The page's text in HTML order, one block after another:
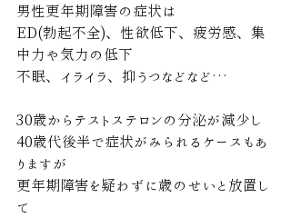
男性更年期障害の症状は
ED(勃起不全)、性欲低下、疲労感、集
中力や気力の低下
不眠、イライラ、抑うつなどなど…
30歳からテストステロンの分泌が減少し
40歳代後半で症状がみられるケースもあ
りますが
更年期障害を疑わずに歳のせいと放置し
て